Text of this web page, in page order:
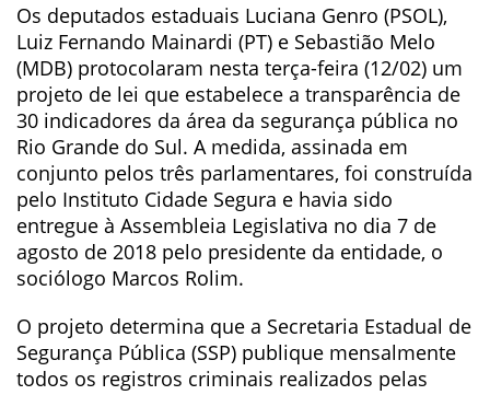
Os deputados estaduais Luciana Genro (PSOL),
Luiz Fernando Mainardi (PT) e Sebastião Melo
(MDB) protocolaram nesta terça-feira (12/02) um
projeto de lei que estabelece a transparência de
30 indicadores da área da segurança pública no
Rio Grande do Sul. A medida, assinada em
conjunto pelos três parlamentares, foi construída
pelo Instituto Cidade Segura e havia sido
entregue à Assembleia Legislativa no dia 7 de
agosto de 2018 pelo presidente da entidade, o
sociólogo Marcos Rolim.
O projeto determina que a Secretaria Estadual de
Segurança Pública (SSP) publique mensalmente
todos os registros criminais realizados pelas